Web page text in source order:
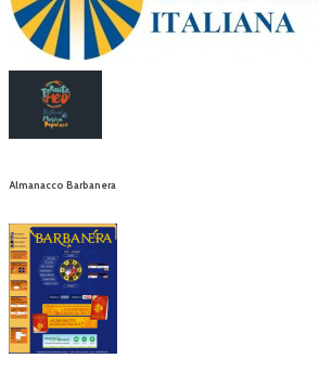
Almanacco Barbanera